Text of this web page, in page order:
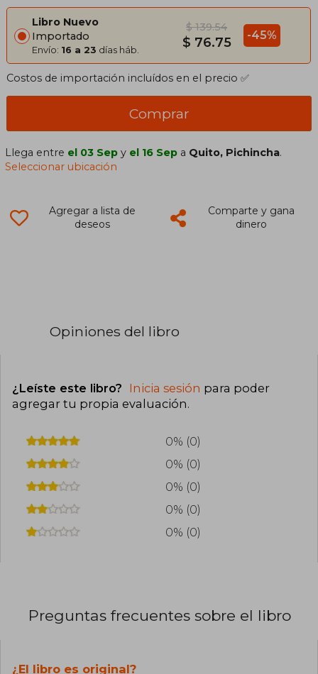
Libro Nuevo
Importado
Envío: 16 a 23 días háb.
$ 139.54
$ 76.75 -45%
Costos de importación incluídos en el precio ✅
Comprar
Llega entre el 03 Sep y el 16 Sep a Quito, Pichincha.
Seleccionar ubicación
Agregar a lista de
deseos
Comparte y gana
dinero
Opiniones del libro
¿Leíste este libro? Inicia sesión para poder
agregar tu propia evaluación.
0% (0)
0% (0)
0% (0)
0% (0)
0% (0)
Preguntas frecuentes sobre el libro
¿El libro es original?